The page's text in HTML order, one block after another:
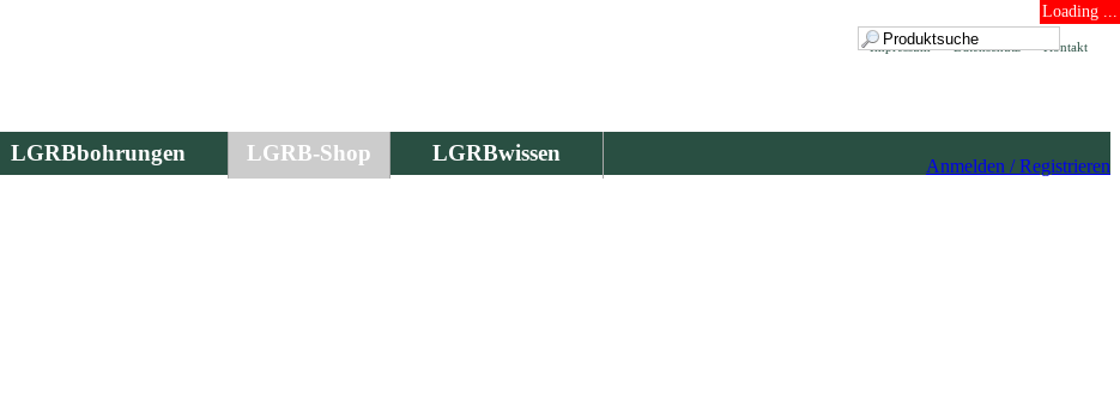
Loading ...
Kontakt
Datenschutz
Impressum
LGRBbohrungen LGRB-Shop LGRBwissen
Anmelden / Registrieren